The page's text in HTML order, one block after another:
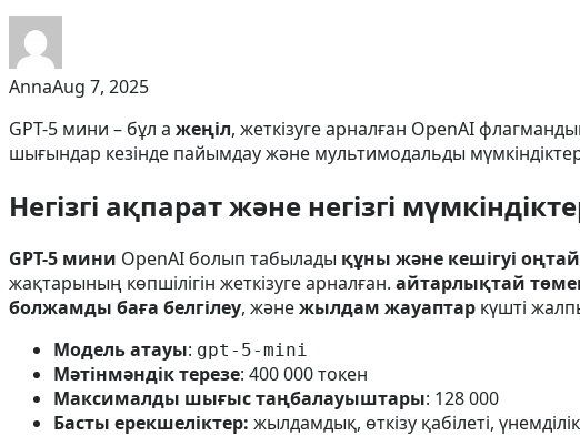
AnnaAug 7, 2025
GPT-5 мини – бұл а жеңіл, жеткізуге арналған OpenAI
шығындар кезінде пайымдау және мультимодальды
Негізгі ақпарат және негізгі
GPT-5 мини OpenAI болып табылады құны және кешігуі
жақтарының көпшілігін жеткізуге арналған. айтарлықтай
болжамды баға белгілеу, жәнежылдам жауаптар күшті
Модель атауы: gpt-5-mini
Мәтінмәндік терезе: 400 000 токен
Максималды шығыс таңбалауыштары: 128 000
Басты ерекшеліктер: жылдамдық, өткізу қабілеті,